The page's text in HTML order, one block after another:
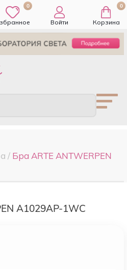
0
Войти
0
Корзина
/ Бра ARTE ANTWERPEN
A1029AP-1WC